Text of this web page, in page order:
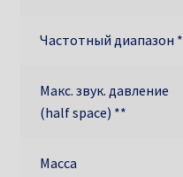
Частотный диапазон *
Макс. звук. давление
(half space) **
Масса